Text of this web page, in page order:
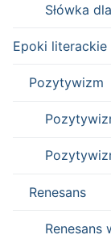
Słówka
Epoki literackie
Pozytywizm
Renesans
Renesans